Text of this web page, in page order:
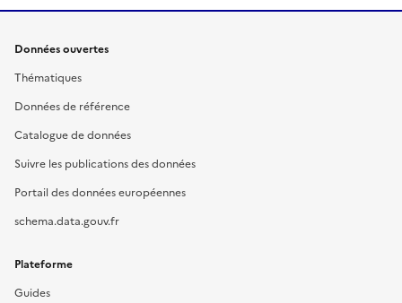
Données ouvertes
Thématiques
Données de référence
Catalogue de données
Suivre les publications des données
Portail des données européennes
schema.data.gouv.fr
Plateforme
Guides